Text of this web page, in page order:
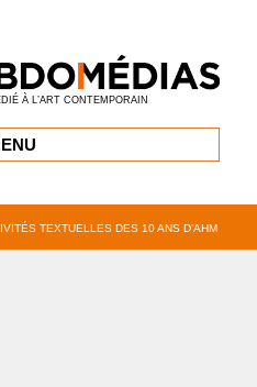
À L’ART CONTEMPORAIN
TEXTUELLES DES 10 ANS D’AHM